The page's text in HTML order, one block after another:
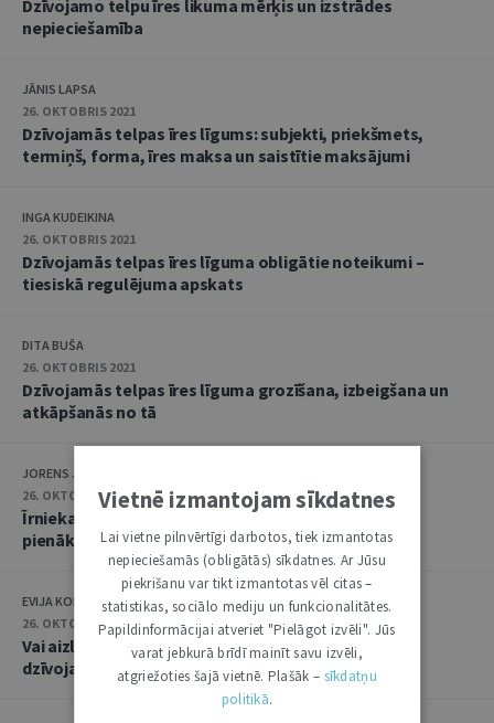
Dzīvojamo telpu īres likuma mērķis un izstrādes
nepieciešamība
JĀNIS LAPSA
26. OKTOBRIS 2021
Dzīvojamās telpas īres līgums: subjekti, priekšmets,
termiņš, forma, īres maksa un saistītie maksājumi
INGA KUDEIKINA
26. OKTOBRIS 2021
Dzīvojamās telpas īres līguma obligātie noteikumi –
tiesiskā regulējuma apskats
DITA BUŠA
26. OKTOBRIS 2021
Dzīvojamās telpas īres līguma grozīšana, izbeigšana un
atkāpšanās no tā
JORENS JAUNOZOLS
26. OKTOBRIS 2021
Īrnieka un mājoklī iemitināto personu tiesības un
pienākumi
EVIJA KOLBERGA
26. OKTOBRIS 2021
Vai aizliegums izīrētājam netraucēt īrnieku lietot
dzīvojamo telpu ir absolūts
Vietnē izmantojam sīkdatnes
Lai vietne pilnvērtīgi darbotos, tiek izmantotas
nepieciešamās (obligātās) sīkdatnes. Ar Jūsu
piekrišanu var tikt izmantotas vēl citas –
statistikas, sociālo mediju un funkcionalitātes.
Papildinformācijai atveriet "Pielāgot izvēli". Jūs
varat jebkurā brīdī mainīt savu izvēli,
atgriežoties šajā vietnē. Plašāk – sīkdatņu
politikā.